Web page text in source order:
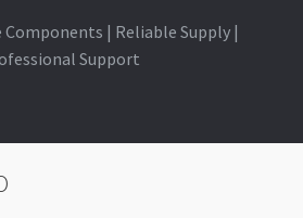
| Reliable Supply |
Support